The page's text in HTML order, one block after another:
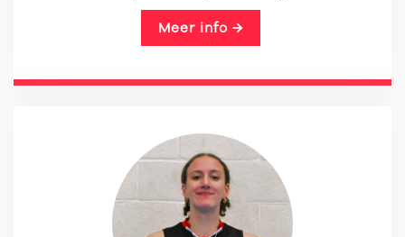
Meer info →